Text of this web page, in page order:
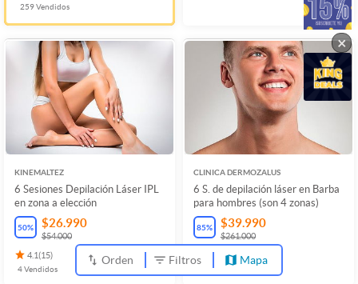
259Vendidos
KINEMALTEZ
6 Sesiones Depilación Láser IPL
en zona a elección
50% $26.990
$54.000
4.1(15)
4Vendidos
CLINICA DERMOZALUS
6 S. de depilación láser en Barba
para hombres (son 4 zonas)
85% $39.990
$261.000
Vendidos
Orden Filtros Mapa
×